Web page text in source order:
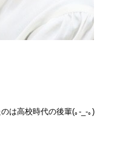
は高校時代の後輩(｡-_-｡)